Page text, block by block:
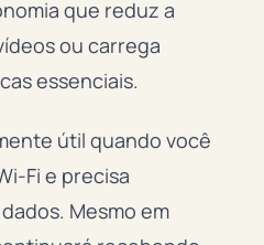
que reduz a
ou carrega
essenciais.
útil quando você
Fi e precisa
Mesmo em